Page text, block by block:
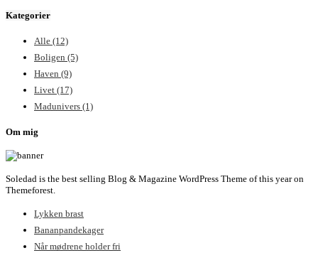
Kategorier
Alle (12)
Boligen (5)
Haven (9)
Livet (17)
Madunivers (1)
Om mig
Soledad is the best selling Blog & Magazine WordPress Theme of this year on
Themeforest.
Lykken brast
Bananpandekager
Når mødrene holder fri